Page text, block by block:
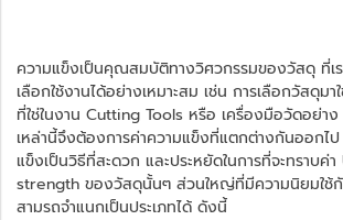
ความแข็งเป็นคุณสมบัติทางวิศวกรรมของวัสดุ ที่เร
เลือกใช้งานได้อย่างเหมาะสม เช่น การเลือกวัสดุม
ที่ใช่ในงาน Cutting Tools หรือ เครื่องมือวัดอย่
เหล่านี้จึงต้องการค่าความแข็งที่แตกต่างกันออกไ
แข็งเป็นวิธีที่สะดวก และประหยัดในการที่จะทราบ
strength ของวัสดุนั้นๆ ส่วนใหญ่ที่มีความนิยมใช้กั
สามรถจำแนกเป็นประเภทได้ ดังนี้